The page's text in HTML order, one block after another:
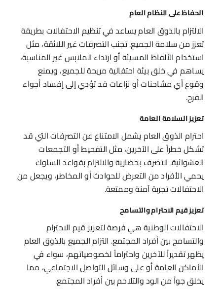
الحفاظ على النظام العام
الالتزام بالذوق العام يساعد في تنظيم الاحتفالات بطريقة
تعزز من سلامة الجميع. تجنب التصرفات غير اللائقة، مثل
استخدام الألفاظ المسيئة أو ارتداء الملابس غير المناسبة،
يساهم في خلق بيئة احتفالية مريحة للجميع، ويمنع
وقوع أي مشاحنات أو نزاعات قد تؤدي إلى إفساد أجواء
الفرح.
تعزيز السلامة العامة
احترام الذوق العام يشمل الامتناع عن التصرفات التي قد
تشكل خطراً على الآخرين، مثل التفحيط أو التجمعات
العشوائية. التصرف بحضارية والالتزام بقواعد السلوك
يحمي الأفراد من التعرض للحوادث أو المخاطر، ويجعل من
الاحتفالات تجربة آمنة وممتعة.
تعزيز قيم الاحترام والتسامح
الاحتفالات الوطنية هي فرصة لتعزيز قيم الاحترام
والتسامح بين أفراد المجتمع. التزام الجميع بالذوق العام
يظهر تقديراً للآخرين واحتراماً لخصوصياتهم، سواء في
الأماكن العامة أو على وسائل التواصل الاجتماعي، مما
يخلق جواً من الود والتلاحم بين أفراد المجتمع.